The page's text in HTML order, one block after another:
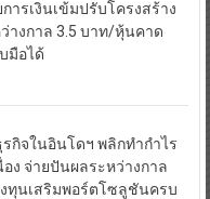
รเงินเข้มปรับโครงสร้าง
างกาล 3.5 บาท/หุ้นคาด
มือได้
รกิจในอินโดฯ พลิกทำกำไร
ง จ่ายปันผลระหว่างกาล
ทุนเสริมพอร์ตโซลูชันครบ